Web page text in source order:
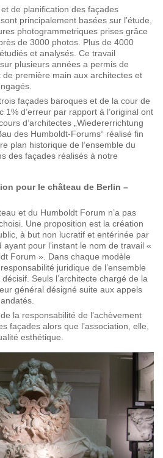
de planification des façades
principalement basées sur l’étude,
photogrammetriques prises grâce
de 3000 photos. Plus de 4000
et analysés. Ce travail
plusieurs années a permis de
première main aux architectes et
façades baroques et de la cour de
1% d’erreur par rapport à l’original ont
d’architectes „Wiedererrichtung
des Humboldt-Forums“ réalisé fin
plan historique de l’ensemble du
des façades réalisés à notre
pour le château de Berlin –
et du Humboldt Forum n’a pas
Une proposition est la création
à but non lucratif et entérinée par
pour l‘instant le nom de travail «
Forum ». Dans chaque modèle
juridique de l’ensemble
Seuls l’architecte chargé de la
général désigné suite aux appels
la responsabilité de l’achèvement
façades alors que l’association, elle,
esthétique.